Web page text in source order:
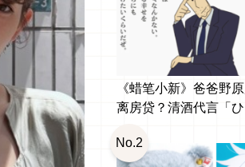
《蜡笔小新》爸爸野
离房贷？清酒代言「
No.2